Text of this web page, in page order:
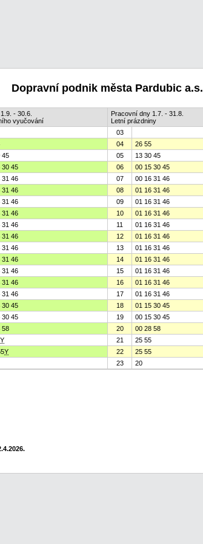
Dopravní podnik města Pardubic a.s.
- 30.6.
vyučování
Pracovní dny 1.7. - 31.8.
Letní prázdniny
03
04 26 55
45 05 13 30 45
30 45 06 00 15 30 45
31 46 07 00 16 31 46
31 46 08 01 16 31 46
31 46 09 01 16 31 46
31 46 10 01 16 31 46
31 46 11 01 16 31 46
31 46 12 01 16 31 46
31 46 13 01 16 31 46
31 46 14 01 16 31 46
31 46 15 01 16 31 46
31 46 16 01 16 31 46
31 46 17 01 16 31 46
30 45 18 01 15 30 45
30 45 19 00 15 30 45
58 20 00 28 58
Y 21 25 55
Y 22 25 55
23 20